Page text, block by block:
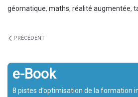
géomatique, maths, réalité augmentée,
PRÉCÉDENT
e-Book
8 pistes d’optimisation de la formation